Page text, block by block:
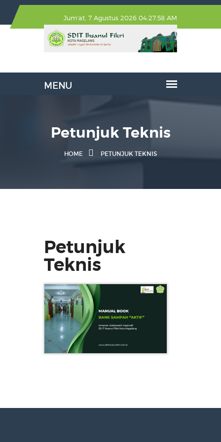
Jum'at, 7 Agustus 2026 04:27:58 AM
Petunjuk Teknis
HOME PETUNJUK TEKNIS
Petunjuk
Teknis